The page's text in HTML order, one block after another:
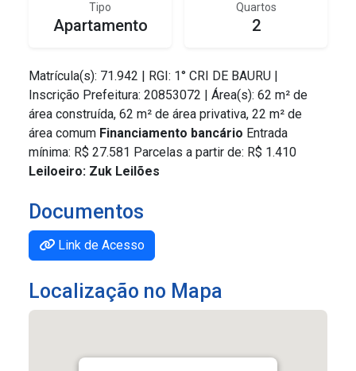
Tipo
Apartamento
Quartos
2
Matrícula(s): 71.942 | RGI: 1° CRI DE BAURU |
Inscrição Prefeitura: 20853072 | Área(s): 62 m² de
área construída, 62 m² de área privativa, 22 m² de
área comum Financiamento bancário Entrada
mínima: R$ 27.581 Parcelas a partir de: R$ 1.410
Leiloeiro: Zuk Leilões
Documentos
Link de Acesso
Localização no Mapa